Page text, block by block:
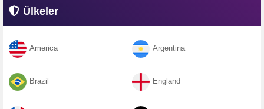
Ülkeler
America Argentina
Brazil England